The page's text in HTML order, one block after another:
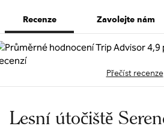
Recenze Zavolejte nám
Přečíst recenze
Lesní útočiště